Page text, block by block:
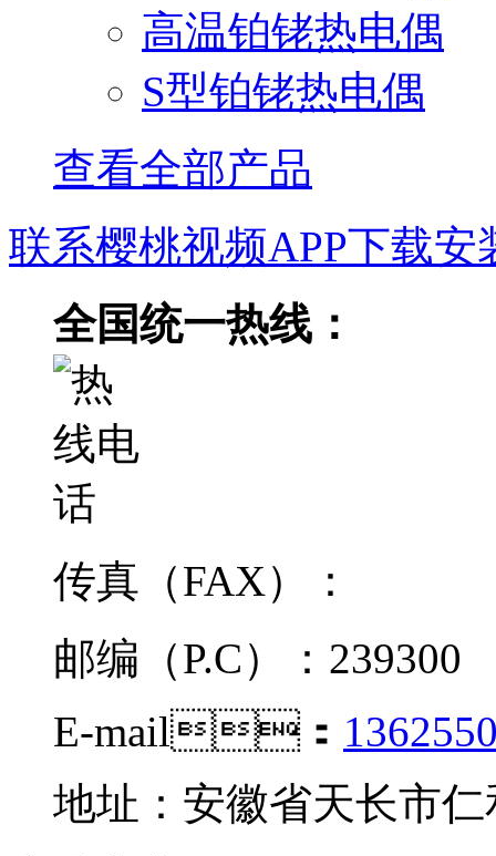
高温铂铑热电偶
S型铂铑热电偶
查看全部产品
联系樱桃视频APP下载安
全国统一热线：
传真（FAX）：
邮编（P.C）：239300
E-mail：
地址：安徽省天长市